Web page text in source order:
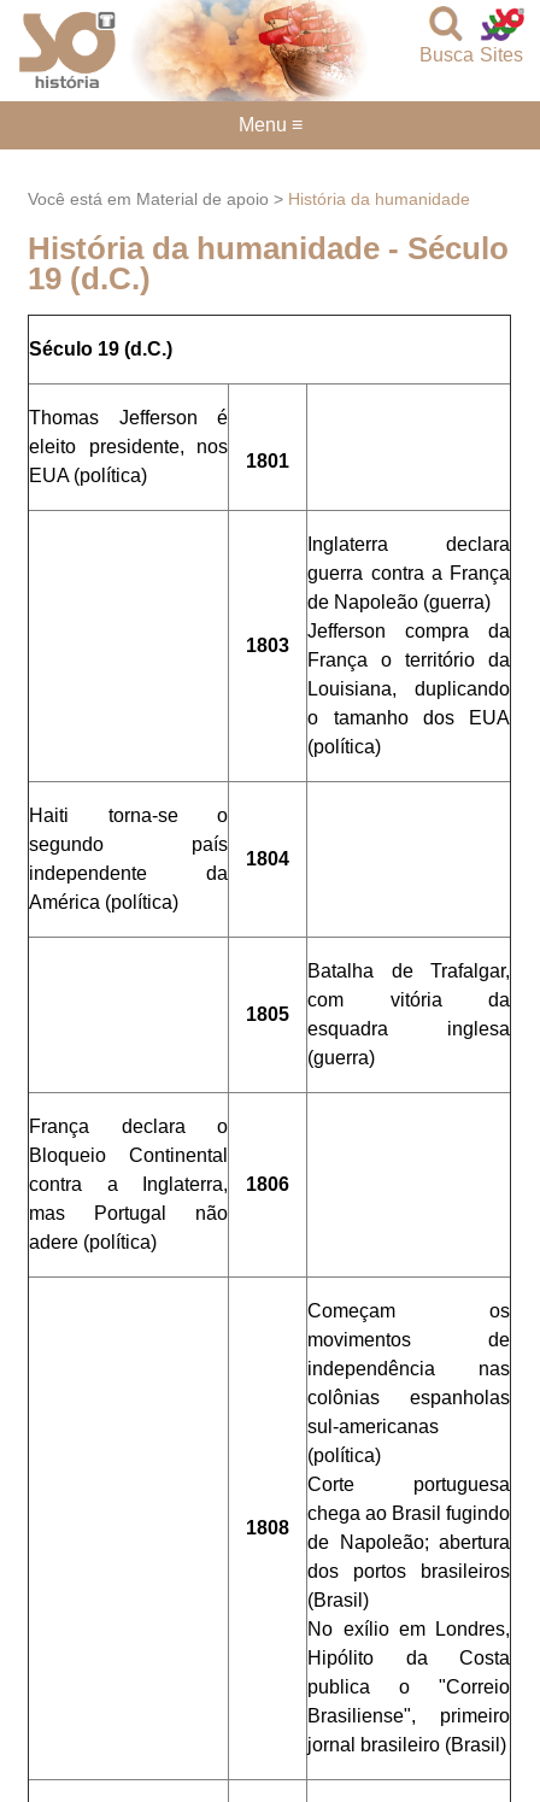
Sites
Busca
Você está em Material de apoio > História da humanidade
História da humanidade - Século
19 (d.C.)
Século 19 (d.C.)
Thomas Jefferson é
eleito presidente, nos
EUA (política)
1801
1803
Inglaterra declara
guerra contra a França
de Napoleão (guerra)
Jefferson compra da
França o território da
Louisiana, duplicando
o tamanho dos EUA
(política)
Haiti torna-se o
segundo país
independente da
América (política)
1804
1805
Batalha de Trafalgar,
com vitória da
esquadra inglesa
(guerra)
França declara o
Bloqueio Continental
contra a Inglaterra,
mas Portugal não
adere (política)
1806
1808
Começam os
movimentos de
independência nas
colônias espanholas
sul-americanas
(política)
Corte portuguesa
chega ao Brasil fugindo
de Napoleão; abertura
dos portos brasileiros
(Brasil)
No exílio em Londres,
Hipólito da Costa
publica o "Correio
Brasiliense", primeiro
jornal brasileiro (Brasil)